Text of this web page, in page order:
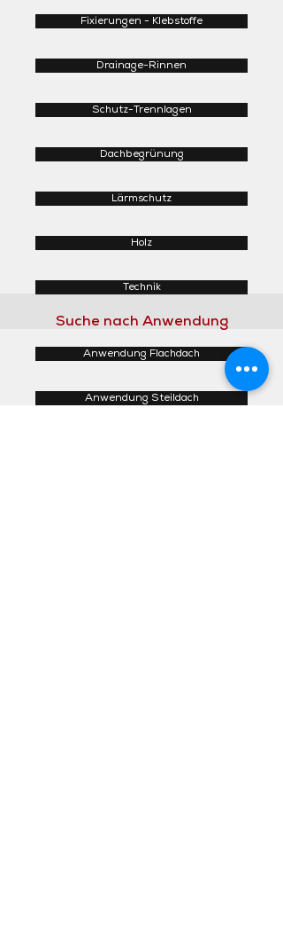
Fixierungen - Klebstoffe
Drainage-Rinnen
Schutz-Trennlagen
Dachbegrünung
Lärmschutz
Holz
Technik
Suche nach Anwendung
Anwendung Flachdach
Anwendung Steildach